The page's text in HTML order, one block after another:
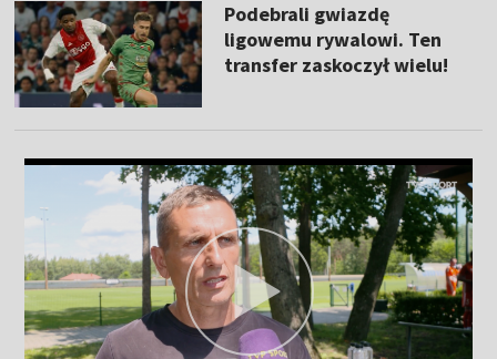
Podebrali gwiazdę
ligowemu rywalowi. Ten
transfer zaskoczył wielu!